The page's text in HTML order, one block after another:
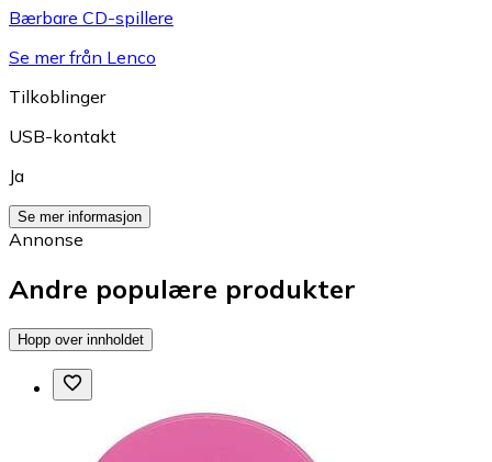
Bærbare CD-spillere
Se mer från Lenco
Tilkoblinger
USB-kontakt
Ja
Se mer informasjon
Annonse
Andre populære produkter
Hopp over innholdet